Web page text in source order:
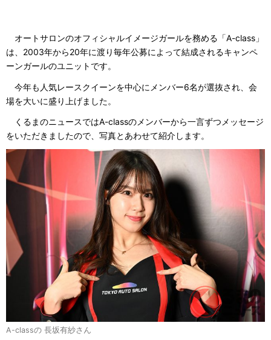
オートサロンのオフィシャルイメージガールを務める「A-class」
は、2003年から20年に渡り毎年公募によって結成されるキャンペ
ーンガールのユニットです。
今年も人気レースクイーンを中心にメンバー6名が選抜され、会
場を大いに盛り上げました。
くるまのニュースではA-classのメンバーから一言ずつメッセージ
をいただきましたので、写真とあわせて紹介します。
A-classの 長坂有紗さん